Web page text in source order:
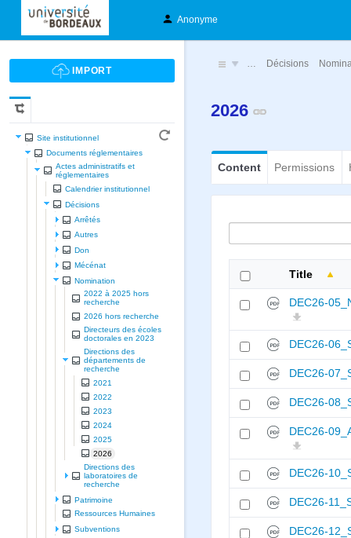
Anonyme
Site institutionnel
Documents réglementaires
Actes administratifs et
réglementaires
Calendrier institutionnel
Décisions
Arrêtés
Autres
Don
Mécénat
Nomination
2022 à 2025 hors
recherche
2026 hors recherche
Directeurs des écoles
doctorales en 2023
Directions des
départements de
recherche
2021
2022
2023
2024
2025
2026
Directions des
laboratoires de
recherche
Patrimoine
Ressources Humaines
Subventions
… Décisions
2026
Content Permissions
Title
DEC26-
DEC26-
DEC26-
DEC26-
DEC26-
DEC26-
DEC26-
DEC26-